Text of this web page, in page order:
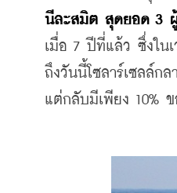
นีละสมิต สุดยอด 3 ผู้
เมื่อ 7 ปีที่แล้ว ซึ่งใน
ถึงวันนี้โซลาร์เซลล์ก
แต่กลับมีเพียง 10%